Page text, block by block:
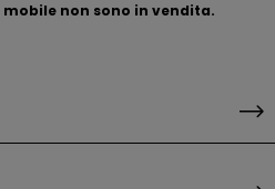
non sono in vendita.